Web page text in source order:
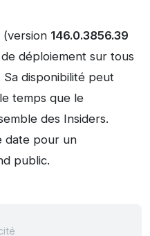
(version 146.0.3856.39
déploiement sur tous
Sa disponibilité peut
temps que le
des Insiders.
date pour un
public.